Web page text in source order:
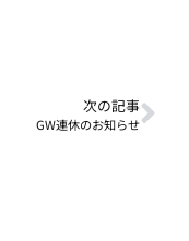
次の記事
GW連休のお知らせ